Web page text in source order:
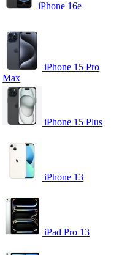
iPhone 16e
iPhone 15 Pro
Max
iPhone 15 Plus
iPhone 13
iPad Pro 13